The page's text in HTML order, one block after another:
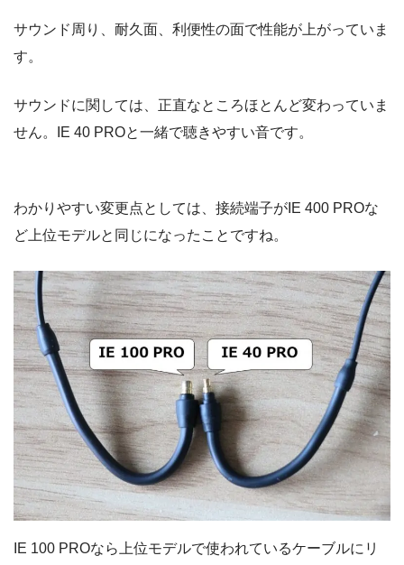
サウンド周り、耐久面、利便性の面で性能が上がっていま
す。
サウンドに関しては、正直なところほとんど変わっていま
せん。IE 40 PROと一緒で聴きやすい音です。
わかりやすい変更点としては、接続端子がIE 400 PROな
ど上位モデルと同じになったことですね。
IE 100 PROなら上位モデルで使われているケーブルにリ